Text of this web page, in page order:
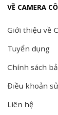
VỀ CAMERA
Giới thiệu về
Tuyển dụng
Chính sách
Điều khoản
Liên hệ